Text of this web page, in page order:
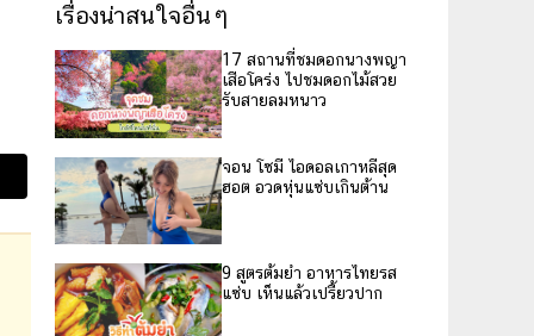
เรื่องน่าสนใจอื่นๆ
17 สถานที่ชมดอกนางพญา
เสือโคร่ง ไปชมดอกไม้สวย
รับสายลมหนาว
จอน โซมี ไอดอลเกาหลีสุด
ฮอต อวดหุ่นแซ่บเกินต้าน
9 สูตรต้มยำ อาหารไทยรส
แซ่บ เห็นแล้วเปรี้ยวปาก